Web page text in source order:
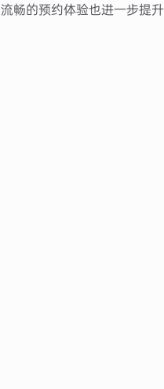
流畅的预约体验也进一步提